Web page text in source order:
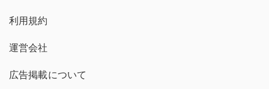
利用規約
運営会社
広告掲載について